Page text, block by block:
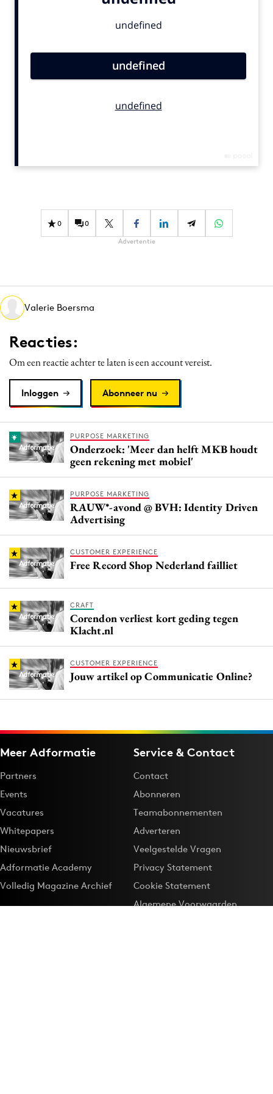
Gedragsverandering
Influencer marketing
Media
Merkstrategie
PR
Programmatic
Purpose Marketing
Reputatie & crisis
0 0
Advertentie
Valerie Boersma
Reacties:
Om een reactie achter te laten is een account vereist.
Inloggen Abonneer nu
PURPOSE MARKETING
Onderzoek: 'Meer dan helft MKB houdt
geen rekening met mobiel'
PURPOSE MARKETING
RAUW*-avond @ BVH: Identity Driven
Advertising
CUSTOMER EXPERIENCE
Free Record Shop Nederland failliet
CRAFT
Corendon verliest kort geding tegen
Klacht.nl
CUSTOMER EXPERIENCE
Jouw artikel op Communicatie Online?
Meer Adformatie
Partners
Events
Vacatures
Whitepapers
Nieuwsbrief
Adformatie Academy
Volledig Magazine Archief
Service & Contact
Contact
Abonneren
Teamabonnementen
Adverteren
Veelgestelde Vragen
Privacy Statement
Cookie Statement
Algemene Voorwaarden